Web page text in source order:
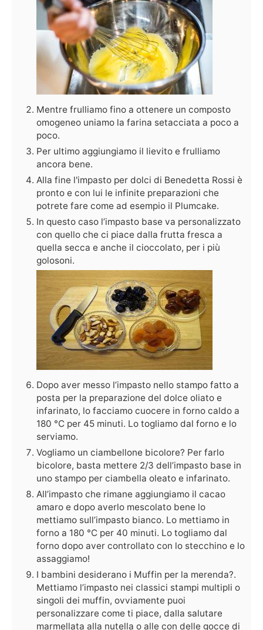
Mentre frulliamo fino a ottenere un composto
omogeneo uniamo la farina setacciata a poco a
poco.
Per ultimo aggiungiamo il lievito e frulliamo
ancora bene.
Alla fine l'impasto per dolci di Benedetta Rossi è
pronto e con lui le infinite preparazioni che
potrete fare come ad esempio il Plumcake.
In questo caso l’impasto base va personalizzato
con quello che ci piace dalla frutta fresca a
quella secca e anche il cioccolato, per i più
golosoni.
Dopo aver messo l’impasto nello stampo fatto a
posta per la preparazione del dolce oliato e
infarinato, lo facciamo cuocere in forno caldo a
180 °C per 45 minuti. Lo togliamo dal forno e lo
serviamo.
Vogliamo un ciambellone bicolore? Per farlo
bicolore, basta mettere 2/3 dell’impasto base in
uno stampo per ciambella oleato e infarinato.
All’impasto che rimane aggiungiamo il cacao
amaro e dopo averlo mescolato bene lo
mettiamo sull’impasto bianco. Lo mettiamo in
forno a 180 °C per 40 minuti. Lo togliamo dal
forno dopo aver controllato con lo stecchino e lo
assaggiamo!
I bambini desiderano i Muffin per la merenda?.
Mettiamo l’impasto nei classici stampi multipli o
singoli dei muffin, ovviamente puoi
personalizzare come ti piace, dalla salutare
marmellata alla nutella o alle con delle gocce di